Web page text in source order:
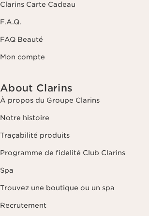
Clarins Carte Cadeau
F.A.Q.
FAQ Beauté
Mon compte
About Clarins
À propos du Groupe Clarins
Notre histoire
Traçabilité produits
Programme de fidelité Club Clarins
Spa
Trouvez une boutique ou un spa
Recrutement